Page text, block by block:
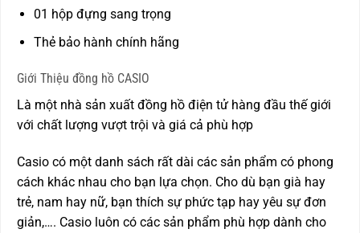
01 hộp đựng sang trọng
Thẻ bảo hành chính hãng
Giới Thiệu đồng hồ CASIO
Là một nhà sản xuất đồng hồ điện tử hàng đầu thế giới
với chất lượng vượt trội và giá cả phù hợp
Casio có một danh sách rất dài các sản phẩm có phong
cách khác nhau cho bạn lựa chọn. Cho dù bạn già hay
trẻ, nam hay nữ, bạn thích sự phức tạp hay yêu sự đơn
giản,…. Casio luôn có các sản phẩm phù hợp dành cho